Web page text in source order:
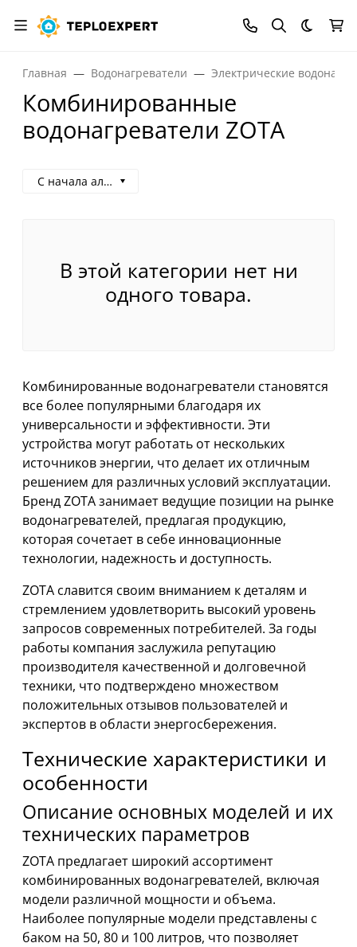
Темная
Главная Водонагреватели Электрические
Комбинированные
водонагреватели ZOTA
С начала алфавита
В этой категории нет ни
одного товара.
Комбинированные водонагреватели становятся
все более популярными благодаря их
универсальности и эффективности. Эти
устройства могут работать от нескольких
источников энергии, что делает их отличным
решением для различных условий эксплуатации.
Бренд ZOTA занимает ведущие позиции на рынке
водонагревателей, предлагая продукцию,
которая сочетает в себе инновационные
технологии, надежность и доступность.
ZOTA славится своим вниманием к деталям и
стремлением удовлетворить высокий уровень
запросов современных потребителей. За годы
работы компания заслужила репутацию
производителя качественной и долговечной
техники, что подтверждено множеством
положительных отзывов пользователей и
экспертов в области энергосбережения.
Технические характеристики и
особенности
Описание основных моделей и их
технических параметров
ZOTA предлагает широкий ассортимент
комбинированных водонагревателей, включая
модели различной мощности и объема.
Наиболее популярные модели представлены с
баком на 50, 80 и 100 литров, что позволяет